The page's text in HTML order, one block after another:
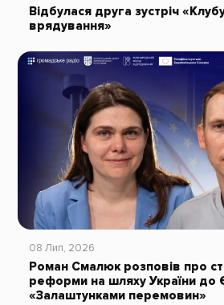
Відбулася друга зустріч
врядування»
08 Лип, 2026
Роман Смалюк розповів про
реформи на шляху України до
«Залаштунками перемовин»